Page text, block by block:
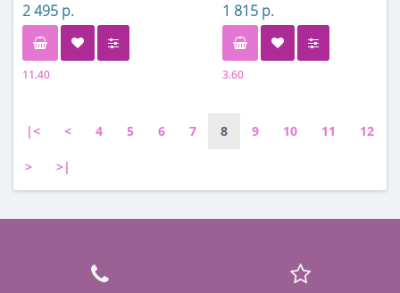
2 495 р.
11.40
1 815 р.
3.60
эластан
|< < 4 5 6 7 8 9 10 11 12
> >|